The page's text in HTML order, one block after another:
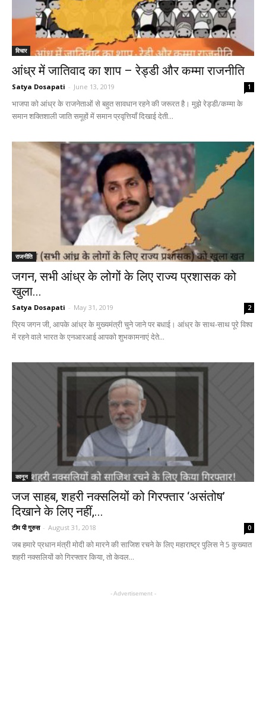
विचार
आंध्र में जातिवाद का शाप – रेड्डी और कम्मा राजनीति
Satya Dosapati - June 13, 2019 1
भाजपा को आंध्र के राजनेताओं से बहुत सावधान रहने की जरूरत है। मुझे रेड्डी/कम्मा के
समान शक्तिशाली जाति समूहों में समान प्रवृत्तियाँ दिखाई देती...
राजनीति
जगन, सभी आंध्र के लोगों के लिए राज्य प्रशासक को
खुला...
Satya Dosapati - May 31, 2019 2
प्रिय जगन जी, आपके आंध्र के मुख्यमंत्री चुने जाने पर बधाई। आंध्र के साथ-साथ पूरे विश्व
में रहने वाले भारत के एनआरआई आपको शुभकामनाएं देते...
कानून
जज साहब, शहरी नक्सलियों को गिरफ्तार ‘असंतोष’
दिखाने के लिए नहीं,...
टीम पी गुरुस - August 31, 2018 0
जब हमारे प्रधान मंत्री मोदी को मारने की साजिश रचने के लिए महाराष्ट्र पुलिस ने 5 कुख्यात
शहरी नक्सलियों को गिरफ्तार किया, तो केवल...
- Advertisement -